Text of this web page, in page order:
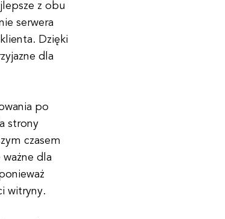
z obu
serwera
Dzięki
dla
po
strony
czasem
ważne dla
witryny.